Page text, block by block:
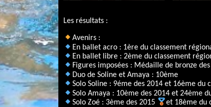
Les résultats :
Avenirs :
En ballet acro : 1ère du classement
En ballet libre : 2ème du classement
Figures imposées : Médaille de bronze
Duo de Soline et Amaya : 10ème
Solo Soline : 9éme des 2014 et 16ème du
Solo Amaya : 10ème des 2014 et 24ème
Solo Zoé : 3ème des 2015
et 18ème du